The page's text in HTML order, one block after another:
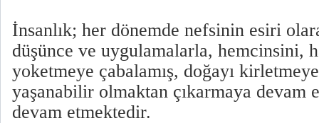
İnsanlık; her dönemde nefsinin esiri
düşünce ve uygulamalarla, hemcinsini,
yoketmeye çabalamış, doğayı
yaşanabilir olmaktan çıkarmaya devam
devam etmektedir.